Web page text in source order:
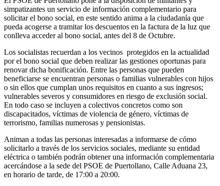
simpatizantes un servicio de información complementario para
solicitar el bono social, en este sentido anima a la ciudadanía que
pueda acogerse a tramitar los descuentos en la factura de la luz que
conlleva acceder al bono social, antes del 8 de Octubre.
Los socialistas recuerdan a los vecinos protegidos en la actualidad
por el bono social que deben realizar las gestiones oportunas para
renovar dicha bonificación. Entre las personas que pueden
beneficiarse se encuentran personas o familias vulnerables con hijos
o sin ellos que cumplan unos requisitos en cuanto a sus ingresos;
vulnerables severos y consumidores en riesgo de exclusión social.
En todo caso se incluyen a colectivos concretos como son
discapacitados, víctimas de violencia de género, víctimas de
terrorismo, familias numerosas y pensionistas.
Animan a todas las personas interesadas a informarse de cómo
solicitarlo a través de los servicios sociales, mediante su entidad
eléctrica o también podrán obtener una información complementaria
acercándose a la sede del PSOE de Puertollano, Calle Aduana 23,
en horario de tarde, de 17:00 a 20:00.